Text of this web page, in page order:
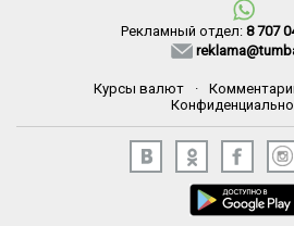
Рекламный отдел: 8 707
Курсы валют ·